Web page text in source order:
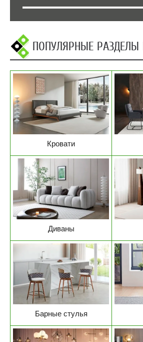
ПОПУЛЯРНЫЕ РАЗДЕЛЫ
Кровати
Диваны
Барные стулья